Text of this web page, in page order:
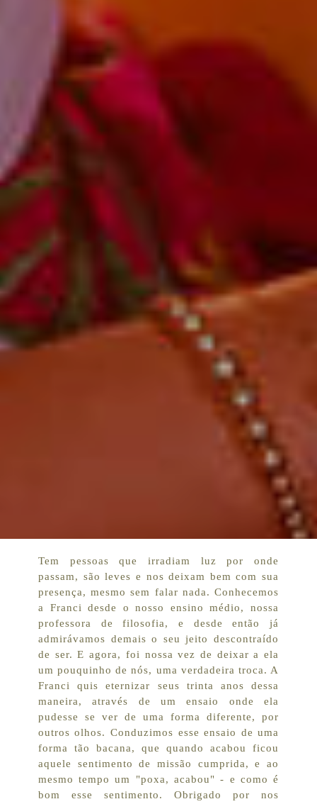
Tem pessoas que irradiam luz por onde
passam, são leves e nos deixam bem com sua
presença, mesmo sem falar nada. Conhecemos
a Franci desde o nosso ensino médio, nossa
professora de filosofia, e desde então já
admirávamos demais o seu jeito descontraído
de ser. E agora, foi nossa vez de deixar a ela
um pouquinho de nós, uma verdadeira troca. A
Franci quis eternizar seus trinta anos dessa
maneira, através de um ensaio onde ela
pudesse se ver de uma forma diferente, por
outros olhos. Conduzimos esse ensaio de uma
forma tão bacana, que quando acabou ficou
aquele sentimento de missão cumprida, e ao
mesmo tempo um "poxa, acabou" - e como é
bom esse sentimento. Obrigado por nos